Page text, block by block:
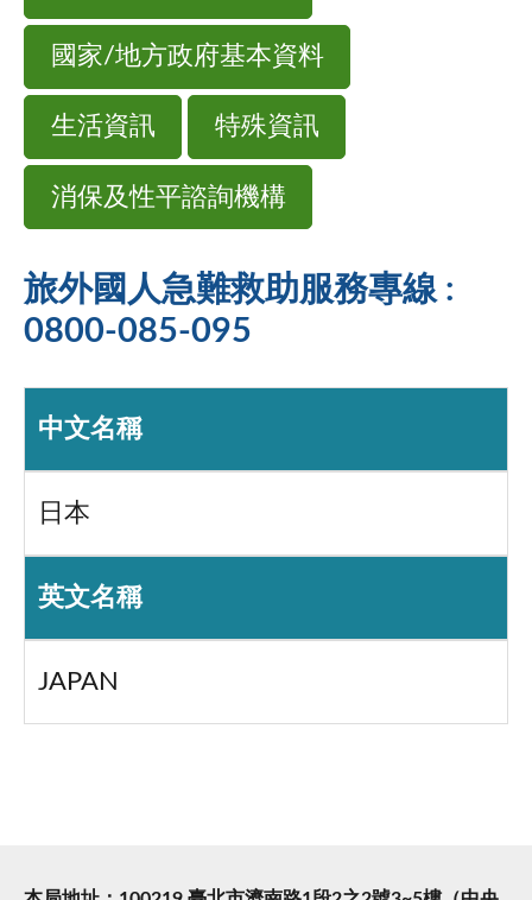
國家/地方政府基本資料
生活資訊 特殊資訊
消保及性平諮詢機構
旅外國人急難救助服務專線 :
0800-085-095
中文名稱
日本
英文名稱
JAPAN